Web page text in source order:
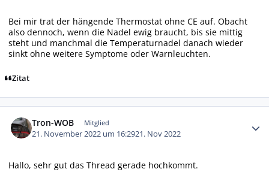
Bei mir trat der hängende Thermostat ohne CE auf. Obacht
also dennoch, wenn die Nadel ewig braucht, bis sie mittig
steht und manchmal die Temperaturnadel danach wieder
sinkt ohne weitere Symptome oder Warnleuchten.
Zitat
Tron-WOB Mitglied
21. November 2022 um 16:2921. Nov 2022
Hallo, sehr gut das Thread gerade hochkommt.